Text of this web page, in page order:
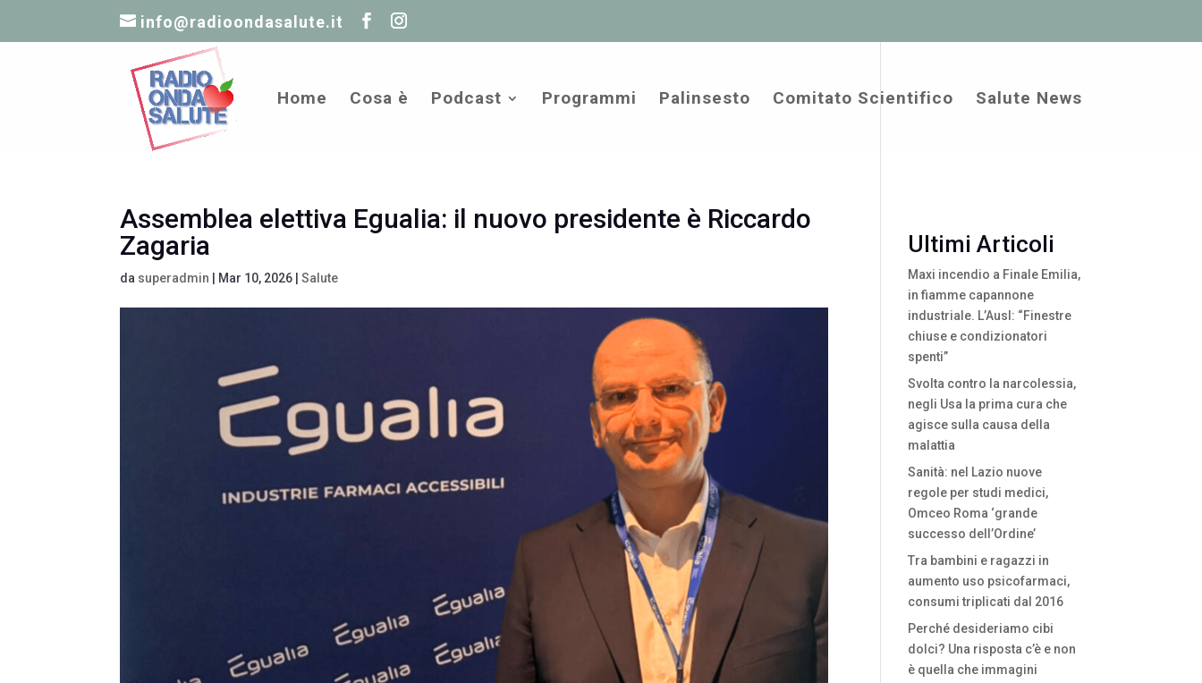
info@radioondasalute.it
Home Cosa è Podcast Programmi Palinsesto Comitato Scientifico Salute News
Assemblea elettiva Egualia: il nuovo presidente è Riccardo
Zagaria
da superadmin Mar 10, 2026 |Salute
Ultimi Articoli
Maxi incendio a Finale Emilia,
in fiamme capannone
industriale. L’Ausl: “Finestre
chiuse e condizionatori
spenti”
Svolta contro la narcolessia,
negli Usa la prima cura che
agisce sulla causa della
malattia
Sanità: nel Lazio nuove
regole per studi medici,
Omceo Roma ‘grande
successo dell’Ordine’
Tra bambini e ragazzi in
aumento uso psicofarmaci,
consumi triplicati dal 2016
Perché desideriamo cibi
dolci? Una risposta c’è e non
è quella che immagini